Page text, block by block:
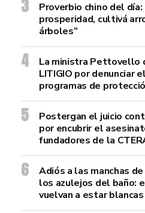
Proverbio chino del día:
prosperidad, cultivá
árboles”
La ministra Pettovello
LITIGIO por denunciar
programas de
Postergan el juicio
por encubrir el
fundadores de la
Adiós a las manchas
los azulejos del baño:
vuelvan a estar